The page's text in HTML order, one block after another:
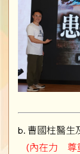
b. 曹國柱醫生
(內在力